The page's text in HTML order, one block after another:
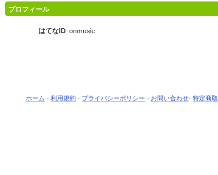
プロフィール
はてなID onmusic
ホーム - 利用規約 - プライバシーポリシー - お問い合わせ- 特定商